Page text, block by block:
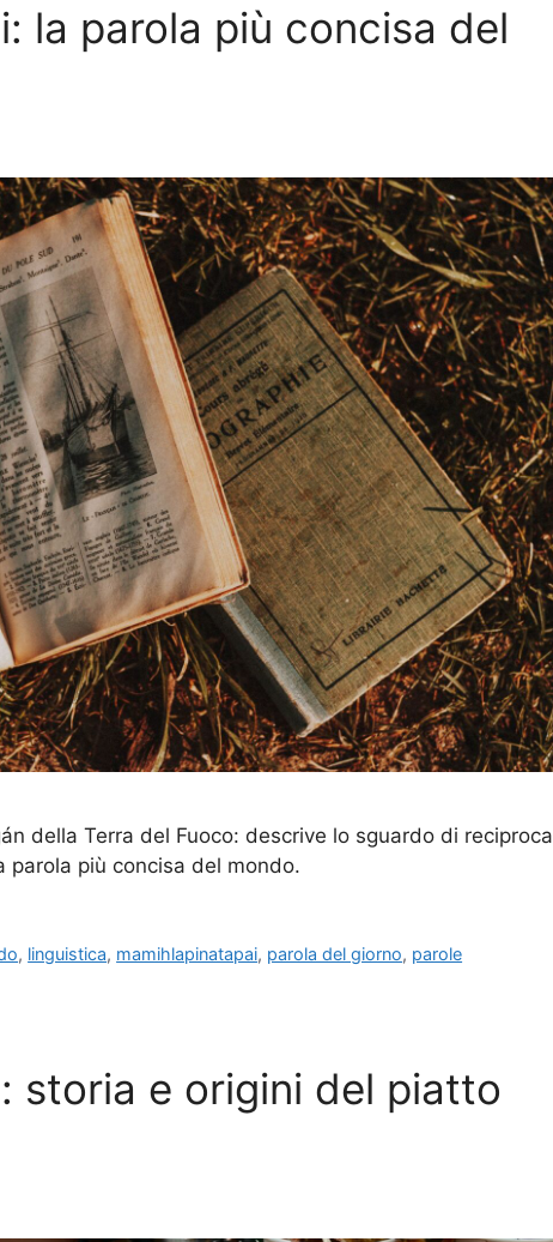
la parola più concisa del
della Terra del Fuoco: descrive lo sguardo di reciproca
più concisa del mondo.
, linguistica, mamihlapinatapai, parola del giorno, parole
storia e origini del piatto